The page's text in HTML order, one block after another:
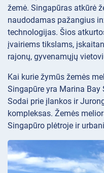
žemė. Singapūras atkūrė
naudodamas pažangius
technologijas. Šios
įvairiems tikslams,
rajonų, gyvenamųjų
Kai kurie žymūs žemės
Singapūre yra Marina
Sodai prie įlankos ir
kompleksas. Žemės
Singapūro plėtroje ir